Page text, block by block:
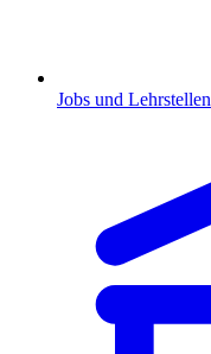
Jobs und Lehrstellen